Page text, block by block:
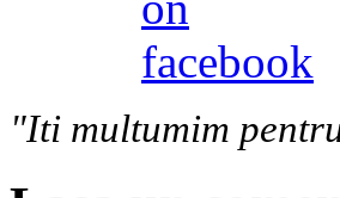
"Iti multumim